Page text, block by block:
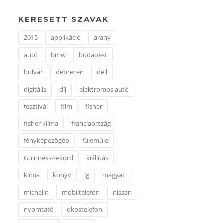
KERESETT SZAVAK
2015 applikáció
arany
autó
bmw
budapest
bulvár
debrecen
dell
digitális
díj
elektromos autó
fesztivál
film
fisher
fisher klíma
franciaország
fényképezőgép
fülemüle
Guinness-rekord
kiállítás
klíma
könyv lg
magyar
michelin
mobiltelefon
nissan
nyomtató
okostelefon